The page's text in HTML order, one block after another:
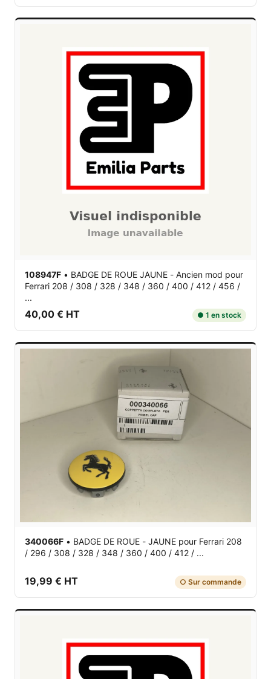
108947F • BADGE DE ROUE JAUNE - Ancien mod pour
Ferrari 208 / 308 / 328 / 348 / 360 / 400 / 412 / 456 /
...
40,00 € HT ● 1 en stock
340066F • BADGE DE ROUE - JAUNE pour Ferrari 208
/ 296 / 308 / 328 / 348 / 360 / 400 / 412 / ...
19,99 € HT ○ Sur commande